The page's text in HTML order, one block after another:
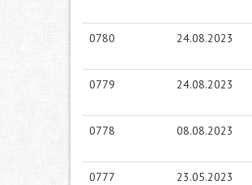
0780 24.08.2023
0779 24.08.2023
0778 08.08.2023
0777 23.05.2023